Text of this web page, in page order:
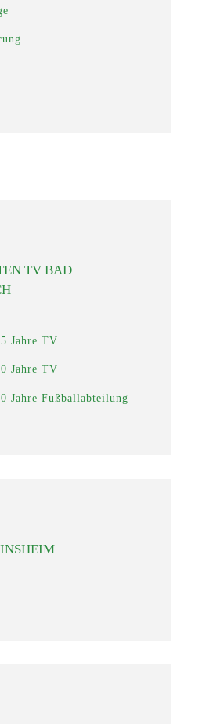
TV BAD
Jahre TV
Jahre TV
Jahre Fußballabteilung